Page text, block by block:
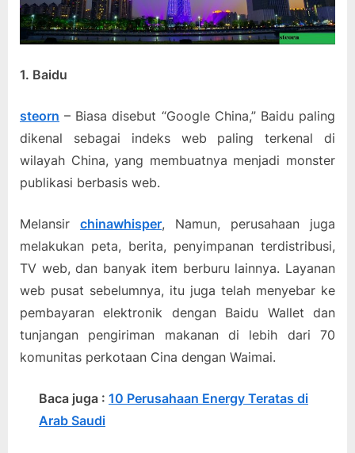
1. Baidu
steorn – Biasa disebut “Google China,” Baidu paling
dikenal sebagai indeks web paling terkenal di
wilayah China, yang membuatnya menjadi monster
publikasi berbasis web.
Melansir chinawhisper, Namun, perusahaan juga
melakukan peta, berita, penyimpanan terdistribusi,
TV web, dan banyak item berburu lainnya. Layanan
web pusat sebelumnya, itu juga telah menyebar ke
pembayaran elektronik dengan Baidu Wallet dan
tunjangan pengiriman makanan di lebih dari 70
komunitas perkotaan Cina dengan Waimai.
Baca juga : 10 Perusahaan Energy Teratas di
Arab Saudi